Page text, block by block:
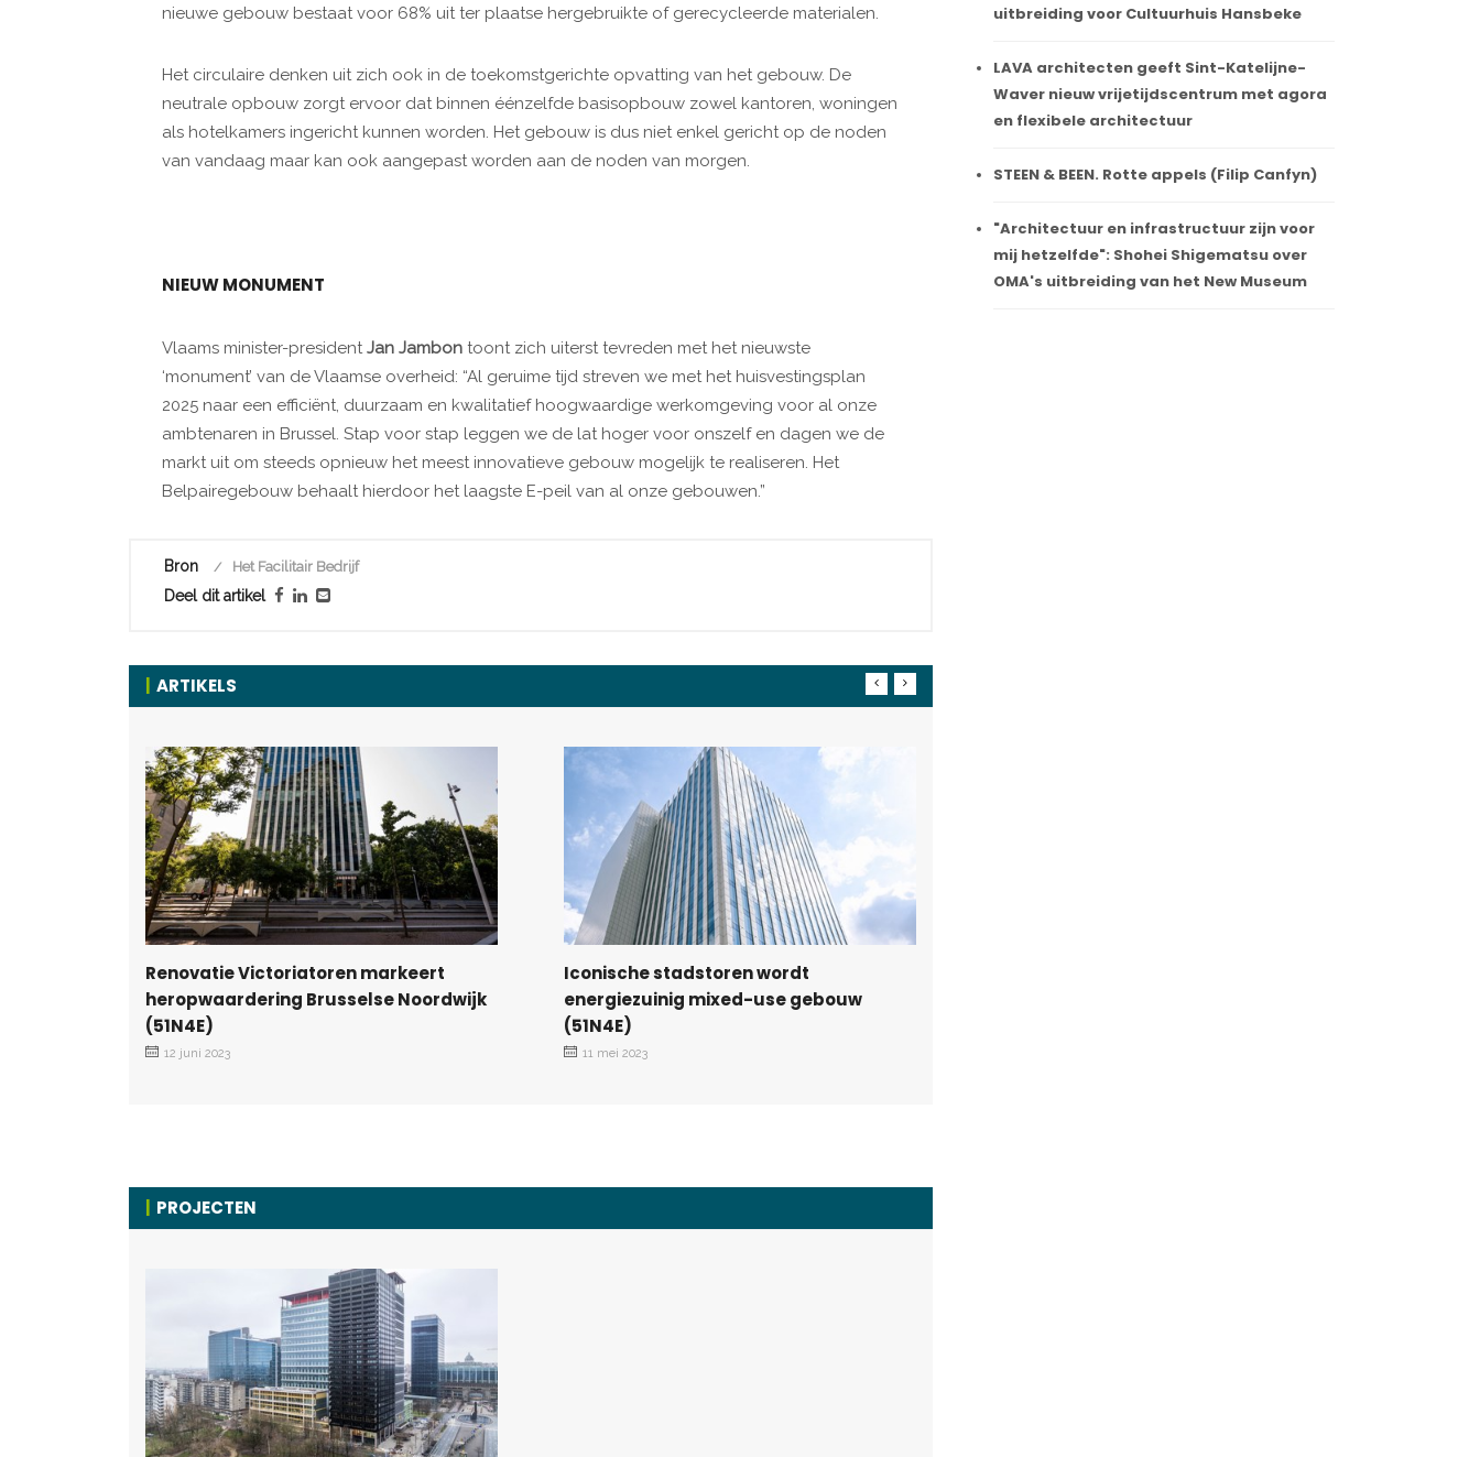
nieuwe gebouw bestaat voor 68% uit ter plaatse hergebruikte of gerecycleerde materialen.
Het circulaire denken uit zich ook in de toekomstgerichte opvatting van het gebouw. De
neutrale opbouw zorgt ervoor dat binnen éénzelfde basisopbouw zowel kantoren, woningen
als hotelkamers ingericht kunnen worden. Het gebouw is dus niet enkel gericht op de noden
van vandaag maar kan ook aangepast worden aan de noden van morgen.
NIEUW MONUMENT
Vlaams minister-presidentJan Jambon toont zich uiterst tevreden met het nieuwste
‘monument’ van de Vlaamse overheid: “Al geruime tijd streven we met het huisvestingsplan
2025 naar een efficiënt, duurzaam en kwalitatief hoogwaardige werkomgeving voor al onze
ambtenaren in Brussel. Stap voor stap leggen we de lat hoger voor onszelf en dagen we de
markt uit om steeds opnieuw het meest innovatieve gebouw mogelijk te realiseren. Het
Belpairegebouw behaalt hierdoor het laagste E-peil van al onze gebouwen.”
Bron Het Facilitair Bedrijf
Deel dit artikel
ARTIKELS
Renovatie Victoriatoren markeert
heropwaardering Brusselse Noordwijk
(51N4E)
12 juni 2023
Iconische stadstoren wordt
energiezuinig mixed-use gebouw
(51N4E)
11 mei 2023
PROJECTEN
uitbreiding voor Cultuurhuis Hansbeke
LAVA architecten geeft Sint-Katelijne-
Waver nieuw vrijetijdscentrum met agora
en flexibele architectuur
STEEN & BEEN. Rotte appels (Filip Canfyn)
"Architectuur en infrastructuur zijn voor
mij hetzelfde": Shohei Shigematsu over
OMA's uitbreiding van het New Museum